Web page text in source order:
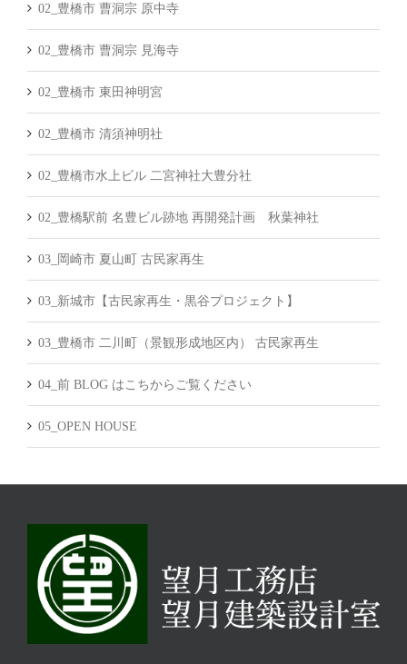
02_豊橋市 曹洞宗 原中寺
02_豊橋市 曹洞宗 見海寺
02_豊橋市 東田神明宮
02_豊橋市 清須神明社
02_豊橋市水上ビル 二宮神社大豊分社
02_豊橋駅前 名豊ビル跡地 再開発計画 秋葉神社
03_岡崎市 夏山町 古民家再生
03_新城市【古民家再生・黒谷プロジェクト】
03_豊橋市 二川町（景観形成地区内） 古民家再生
04_前 BLOG はこちからご覧ください
05_OPEN HOUSE